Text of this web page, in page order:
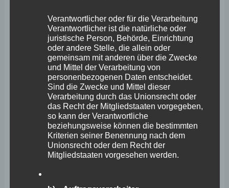
Einzelhandel!
Verantwortlicher oder für die Verarbeitung
Verantwortlicher ist die natürliche oder
juristische Person, Behörde, Einrichtung
oder andere Stelle, die allein oder
gemeinsam mit anderen über die Zwecke
und Mittel der Verarbeitung von
personenbezogenen Daten entscheidet.
Sind die Zwecke und Mittel dieser
Verarbeitung durch das Unionsrecht oder
das Recht der Mitgliedstaaten vorgegeben,
so kann der Verantwortliche
beziehungsweise können die bestimmten
Kriterien seiner Benennung nach dem
Unionsrecht oder dem Recht der
Mitgliedstaaten vorgesehen werden.